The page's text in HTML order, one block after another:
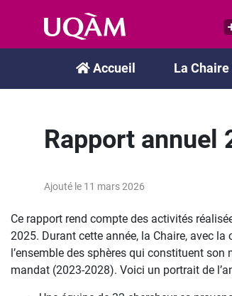
Accueil La Chaire
Rapport annuel
Ajouté le 11 mars 2026
Ce rapport rend compte des activités
2025. Durant cette année, la Chaire, avec
l’ensemble des sphères qui constituent
mandat (2023-2028). Voici un portrait de